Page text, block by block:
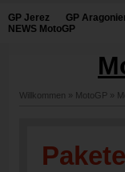
GP Jerez GP
NEWS MotoGP
Willkommen » MotoGP »